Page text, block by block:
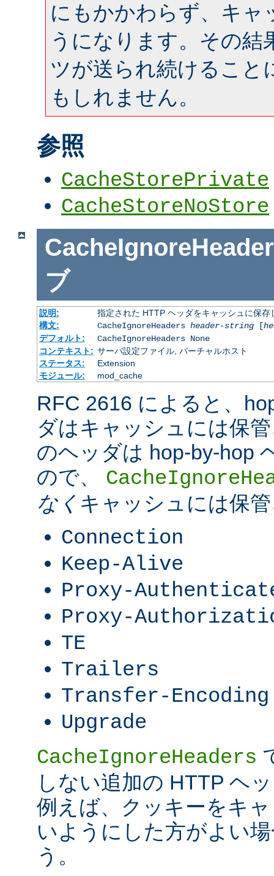
にもかかわらず、キャ
うになります。その結
ツが送られ続けること
もしれません。
参照
CacheStorePrivate
CacheStoreNoStore
ブ
説明:
指定された HTTP ヘッダをキャッシュに保存
構文:
CacheIgnoreHeaders header-string[
デフォルト:
CacheIgnoreHeaders None
コンテキスト: サーバ設定ファイル, バーチャルホスト
ステータス:
Extension
モジュール:
mod_cache
RFC 2616 によると、
ダはキャッシュには保
のヘッダは hop-by-hop
ので、
なく キャッシュには保
Connection
Keep-Alive
Proxy-
Proxy-
TE
Trailers
Transfer-Encoding
Upgrade
CacheIgnoreHeaders
しない追加の HTTP ヘ
例えば、クッキーをキ
いようにした方がよい
う。